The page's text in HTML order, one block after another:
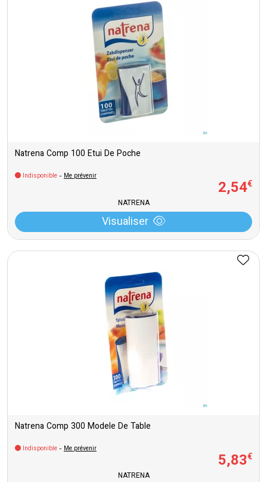
Natrena Comp 100 Etui De Poche
Indisponible - Me prévenir
2,54€
NATRENA
Visualiser
Natrena Comp 300 Modele De Table
Indisponible - Me prévenir
5,83€
NATRENA